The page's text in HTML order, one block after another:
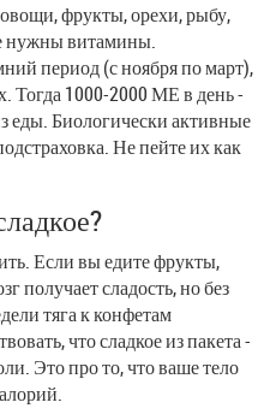
фрукты, орехи, рыбу,
нужны витамины.
период (с ноября по март),
Тогда 1000-2000 МЕ в день -
еды. Биологически активные
Не пейте их как
Если вы едите фрукты,
получает сладость, но без
тяга к конфетам
что сладкое из пакета -
Это про то, что ваше тело